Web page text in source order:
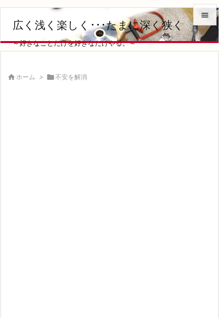
広く浅く楽しく･･･たまに深く狭く
～好きなことだけを好きなだけやる。～


 ホーム > 不安を解消